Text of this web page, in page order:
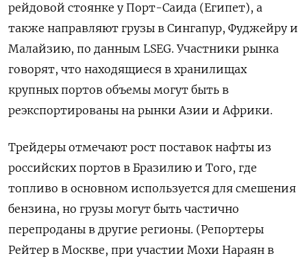
‍рейдовой стоянке у Порт-Саида (Египет), а
также направляют грузы в Сингапур, Фуджейру и
Малайзию, по данным LSEG. Участники рынка
говорят, ‍что находящиеся в хранилищах
крупных портов объемы могут быть в
реэкспортированы на рынки Азии и Африки.
Трейдеры отмечают рост поставок нафты из
российских портов в Бразилию и Того, где
топливо в основном используется для смешения
⁠бензина, но грузы могут быть частично
перепроданы в другие регионы. (Репортеры
Рейтер в Москве, при участии Мохи Нараян в